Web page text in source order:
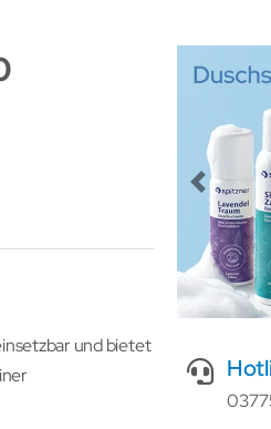
und bietet
Previous